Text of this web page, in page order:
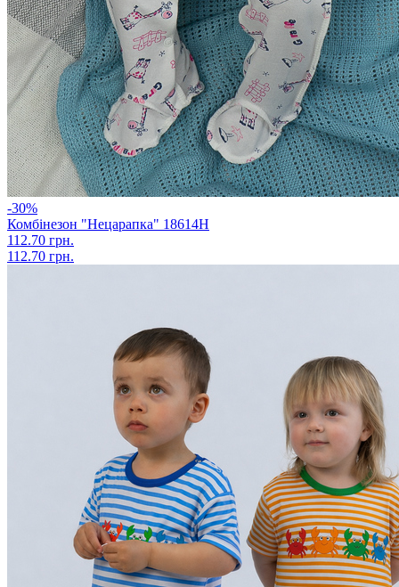
-30%
Комбінезон "Нецарапка" 18614Н
112.70 грн.
112.70 грн.